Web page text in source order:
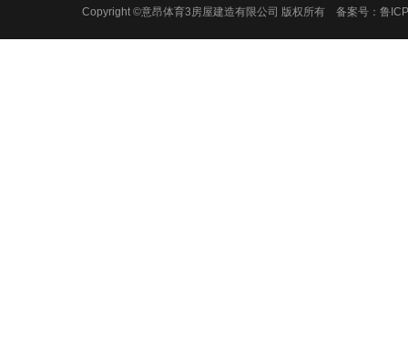
Copyright ©意昂体育3房屋建造有限公司 版权所有 备案号： 鲁